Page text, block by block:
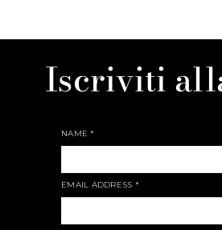
Iscriviti
NAME*
EMAIL ADDRESS *